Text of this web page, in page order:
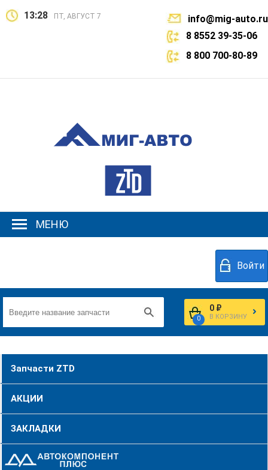
13:28 ПТ, АВГУСТ 7
info@mig-auto.ru
8 8552 39-35-06
8 800 700-80-89
МЕНЮ
Войти
0
0 ₽
В КОРЗИНУ
Запчасти ZTD
АКЦИИ
ЗАКЛАДКИ